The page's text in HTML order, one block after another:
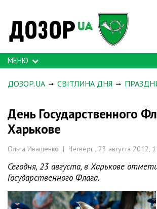
МЕНЮ
ДОЗОР.UA СВІТЛИНА ДНЯ
День Государственного
Харькове
Ольга Иващенко | Четверг , 23 августа 2012,
Сегодня, 23 августа, в Харькове
Государственного Флага.